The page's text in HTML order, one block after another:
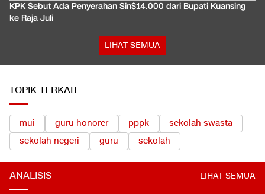
KPK Sebut Ada Penyerahan Sin$14.000 dari Bupati Kuansing
ke Raja Juli
LIHAT SEMUA
TOPIK TERKAIT
mui guru honorer pppk
sekolah swasta
sekolah negeri
guru sekolah
ANALISIS LIHAT SEMUA